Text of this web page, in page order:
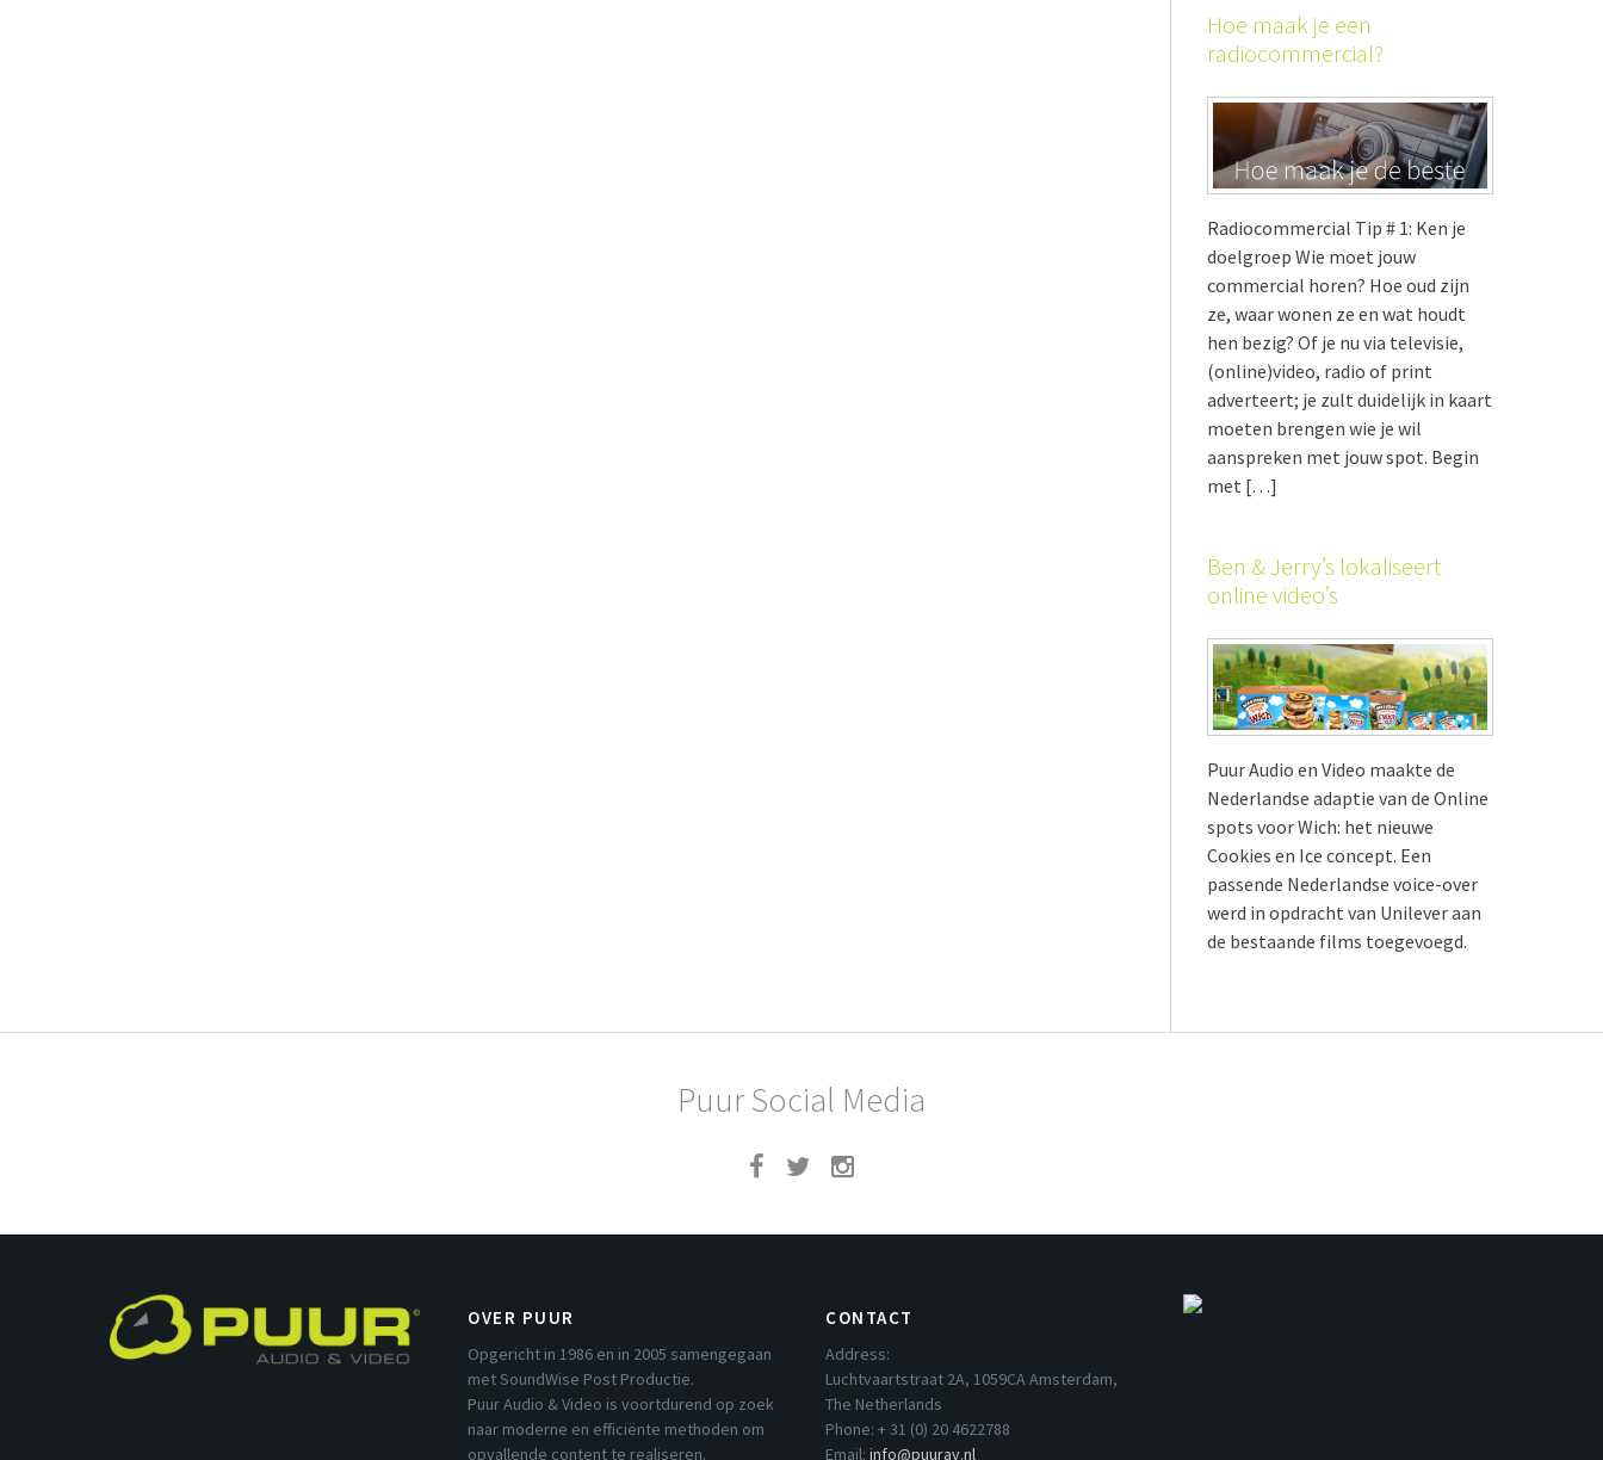
Hoe maak je een
radiocommercial?
Radiocommercial Tip # 1: Ken je
doelgroep Wie moet jouw
commercial horen? Hoe oud zijn
ze, waar wonen ze en wat houdt
hen bezig? Of je nu via televisie,
(online)video, radio of print
adverteert; je zult duidelijk in kaart
moeten brengen wie je wil
aanspreken met jouw spot. Begin
met […]
Ben & Jerry’s lokaliseert
online video’s
Puur Audio en Video maakte de
Nederlandse adaptie van de Online
spots voor Wich: het nieuwe
Cookies en Ice concept. Een
passende Nederlandse voice-over
werd in opdracht van Unilever aan
de bestaande films toegevoegd.
Puur Social Media
OVER PUUR
Opgericht in 1986 en in 2005 samengegaan
met SoundWise Post Productie.
Puur Audio & Video is voortdurend op zoek
naar moderne en efficiënte methoden om
opvallende content te realiseren.
CONTACT
Address:
Luchtvaartstraat 2A, 1059CA Amsterdam,
The Netherlands
Phone: + 31 (0) 20 4622788
Email: info@puurav.nl